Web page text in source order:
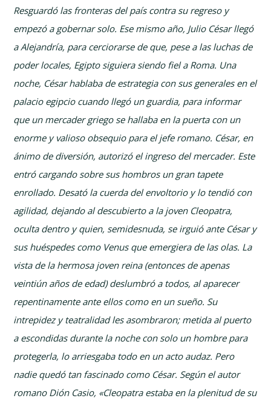
Resguardó las fronteras del país contra su regreso y
empezó a gobernar solo. Ese mismo año, Julio César llegó
a Alejandría, para cerciorarse de que, pese a las luchas de
poder locales, Egipto siguiera siendo fiel a Roma. Una
noche, César hablaba de estrategia con sus generales en el
palacio egipcio cuando llegó un guardia, para informar
que un mercader griego se hallaba en la puerta con un
enorme y valioso obsequio para el jefe romano. César, en
ánimo de diversión, autorizó el ingreso del mercader. Este
entró cargando sobre sus hombros un gran tapete
enrollado. Desató la cuerda del envoltorio y lo tendió con
agilidad, dejando al descubierto a la joven Cleopatra,
oculta dentro y quien, semidesnuda, se irguió ante César y
sus huéspedes como Venus que emergiera de las olas. La
vista de la hermosa joven reina (entonces de apenas
veintiún años de edad) deslumbró a todos, al aparecer
repentinamente ante ellos como en un sueño. Su
intrepidez y teatralidad les asombraron; metida al puerto
a escondidas durante la noche con solo un hombre para
protegerla, lo arriesgaba todo en un acto audaz. Pero
nadie quedó tan fascinado como César. Según el autor
romano Dión Casio, «Cleopatra estaba en la plenitud de su